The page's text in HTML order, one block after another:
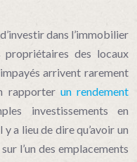
dans l’immobilier
propriétaires des locaux
arrivent rarement
rapporter un rendement
investissements en
a lieu de dire qu’avoir un
sur l’un des emplacements